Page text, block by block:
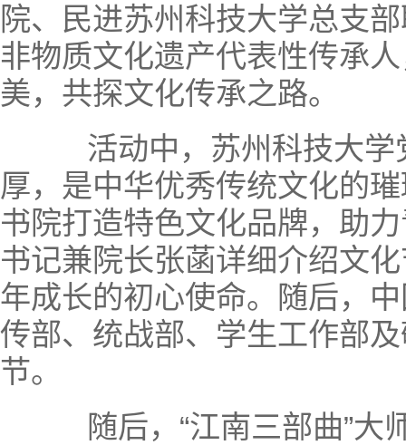
院、民进苏州科技大学总支
非物质文化遗产代表性传承
美，共探文化传承之路。
活动中，苏州科技大学
厚，是中华优秀传统文化的
书院打造特色文化品牌，助
书记兼院长张菡详细介绍文
年成长的初心使命。随后，
传部、统战部、学生工作部
节。
随后，“江南三部曲”大